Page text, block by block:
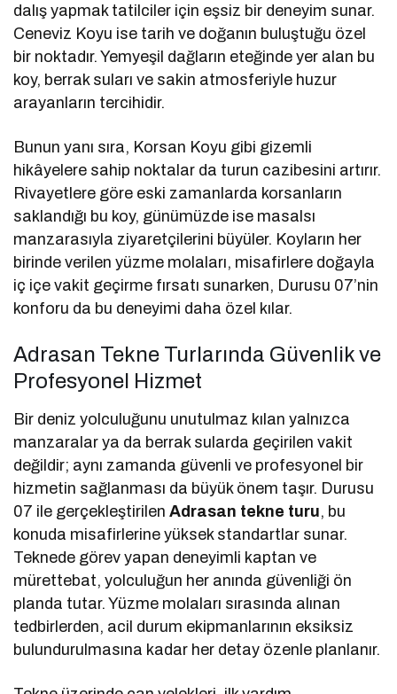
dalış yapmak tatilciler için eşsiz bir deneyim sunar.
Ceneviz Koyu ise tarih ve doğanın buluştuğu özel
bir noktadır. Yemyeşil dağların eteğinde yer alan bu
koy, berrak suları ve sakin atmosferiyle huzur
arayanların tercihidir.
Bunun yanı sıra, Korsan Koyu gibi gizemli
hikâyelere sahip noktalar da turun cazibesini artırır.
Rivayetlere göre eski zamanlarda korsanların
saklandığı bu koy, günümüzde ise masalsı
manzarasıyla ziyaretçilerini büyüler. Koyların her
birinde verilen yüzme molaları, misafirlere doğayla
iç içe vakit geçirme fırsatı sunarken, Durusu 07’nin
konforu da bu deneyimi daha özel kılar.
Adrasan Tekne Turlarında Güvenlik ve
Profesyonel Hizmet
Bir deniz yolculuğunu unutulmaz kılan yalnızca
manzaralar ya da berrak sularda geçirilen vakit
değildir; aynı zamanda güvenli ve profesyonel bir
hizmetin sağlanması da büyük önem taşır. Durusu
07 ile gerçekleştirilenAdrasan tekne turu, bu
konuda misafirlerine yüksek standartlar sunar.
Teknede görev yapan deneyimli kaptan ve
mürettebat, yolculuğun her anında güvenliği ön
planda tutar. Yüzme molaları sırasında alınan
tedbirlerden, acil durum ekipmanlarının eksiksiz
bulundurulmasına kadar her detay özenle planlanır.